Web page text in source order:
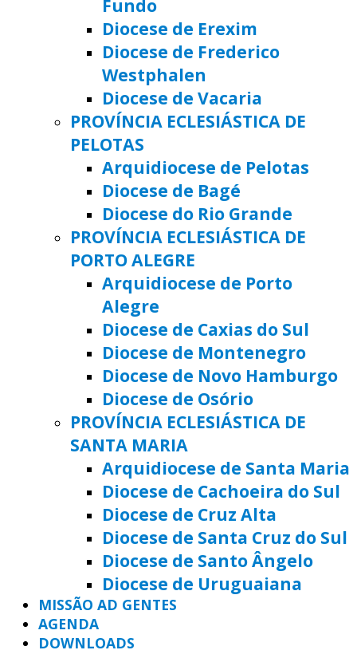
Fundo
Diocese de Erexim
Diocese de Frederico
Westphalen
Diocese de Vacaria
PROVÍNCIA ECLESIÁSTICA DE
PELOTAS
Arquidiocese de Pelotas
Diocese de Bagé
Diocese do Rio Grande
PROVÍNCIA ECLESIÁSTICA DE
PORTO ALEGRE
Arquidiocese de Porto
Alegre
Diocese de Caxias do Sul
Diocese de Montenegro
Diocese de Novo Hamburgo
Diocese de Osório
PROVÍNCIA ECLESIÁSTICA DE
SANTA MARIA
Arquidiocese de Santa Maria
Diocese de Cachoeira do Sul
Diocese de Cruz Alta
Diocese de Santa Cruz do Sul
Diocese de Santo Ângelo
Diocese de Uruguaiana
MISSÃO AD GENTES
AGENDA
DOWNLOADS